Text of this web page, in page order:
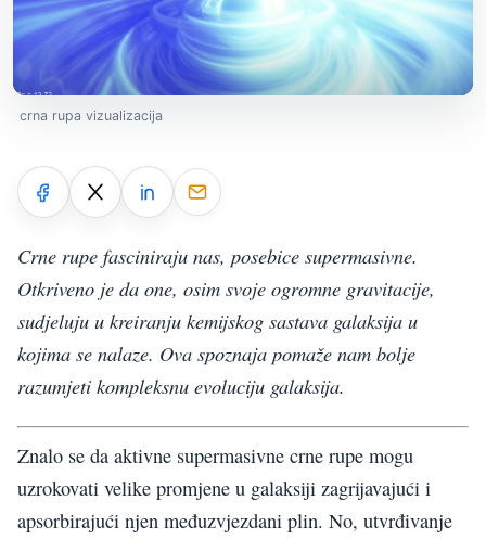
crna rupa vizualizacija
Crne rupe fasciniraju nas, posebice supermasivne.
Otkriveno je da one, osim svoje ogromne gravitacije,
sudjeluju u kreiranju kemijskog sastava galaksija u
kojima se nalaze. Ova spoznaja pomaže nam bolje
razumjeti kompleksnu evoluciju galaksija.
Znalo se da aktivne supermasivne crne rupe mogu
uzrokovati velike promjene u galaksiji zagrijavajući i
apsorbirajući njen međuzvjezdani plin. No, utvrđivanje